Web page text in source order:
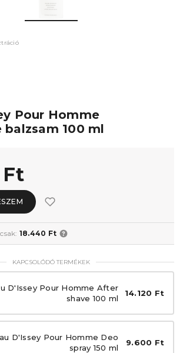
Pour Homme
100 ml
Ft
18.440 Ft
KAPCSOLÓDÓ TERMÉKEK
D'Issey Pour Homme After
shave 100 ml
14.120 Ft
D'Issey Pour Homme Deo
spray 150 ml
9.600 Ft